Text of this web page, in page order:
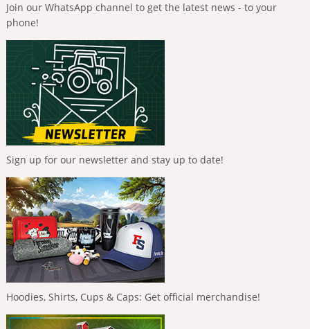
Join our WhatsApp channel to get the latest news - to your
phone!
Sign up for our newsletter and stay up to date!
Hoodies, Shirts, Cups & Caps: Get official merchandise!